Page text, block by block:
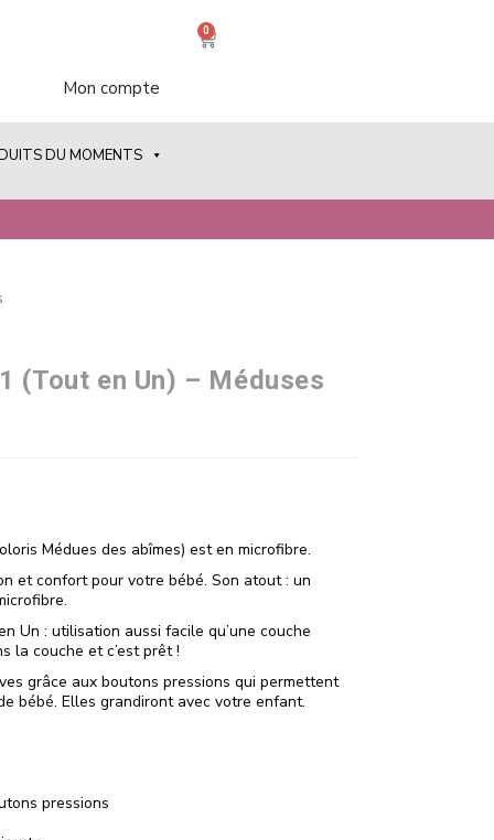
Mon compte
0
DU MOMENTS
(Tout en Un) – Méduses
Médues des abîmes) est en microfibre.
et confort pour votre bébé. Son atout : un
Un : utilisation aussi facile qu’une couche
la couche et c’est prêt !
grâce aux boutons pressions qui permettent
bébé. Elles grandiront avec votre enfant.
pressions